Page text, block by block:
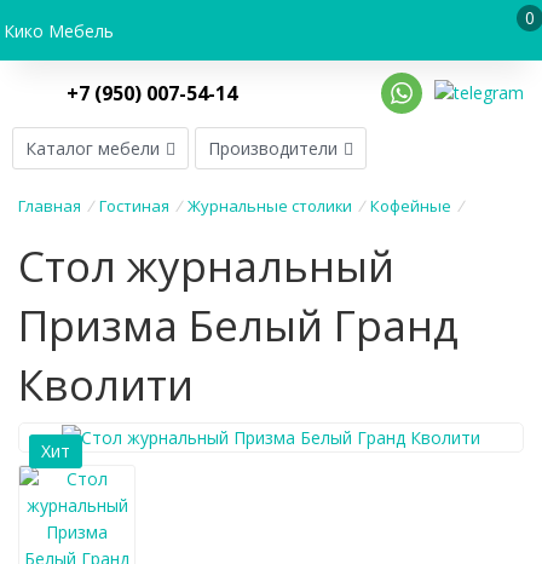
Кико Мебель
0
+7 (950) 007-54-14
Каталог мебели Производители
Главная / Гостиная / Журнальные столики / Кофейные /
Стол журнальный
Призма Белый Гранд
Кволити
Хит